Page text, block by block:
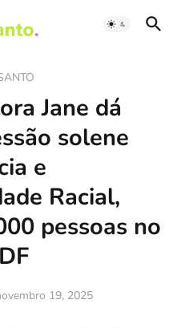
Jane dá
solene
e
Racial,
pessoas no
19, 2025